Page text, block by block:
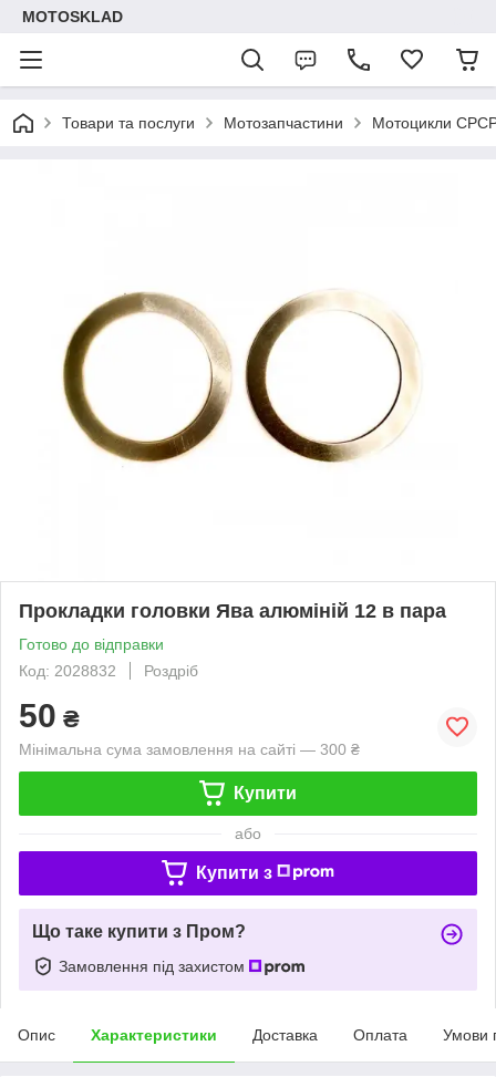
MOTOSKLAD
Товари та послуги Мотозапчастини Мотоцикли
Прокладки головки Ява алюміній 12 в пара
Готово до відправки
Код: 2028832
Роздріб
50 ₴
Мінімальна сума замовлення на сайті — 300 ₴
Купити
або
Купити з
Що таке купити з Пром?
Замовлення під захистом
Опис Характеристики Доставка Оплата Умови